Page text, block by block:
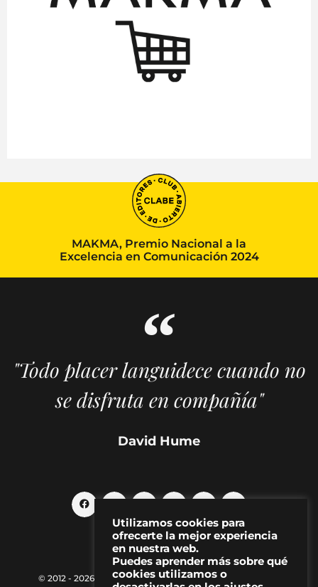
MAKMA, Premio Nacional a la
Excelencia en Comunicación 2024
"Todo placer languidece cuando no
se disfruta en compañía"
David Hume
© 2012 - 2026 MAKMA | Revista de artes visuales y cultura
Utilizamos cookies para
ofrecerte la mejor experiencia
en nuestra web.
Puedes aprender más sobre qué
cookies utilizamos o